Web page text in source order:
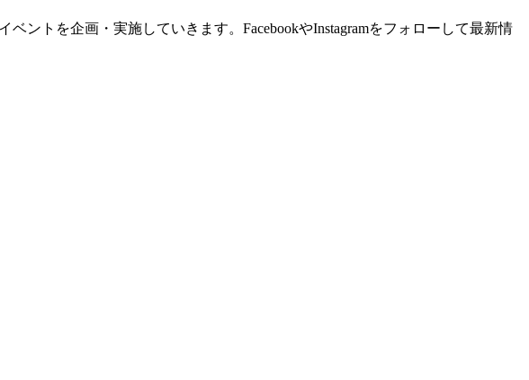
ントを企画・実施していきます。FacebookやInstagramをフォローして最新情